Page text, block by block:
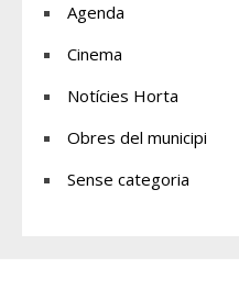
Agenda
Cinema
Notícies Horta
Obres del municipi
Sense categoria